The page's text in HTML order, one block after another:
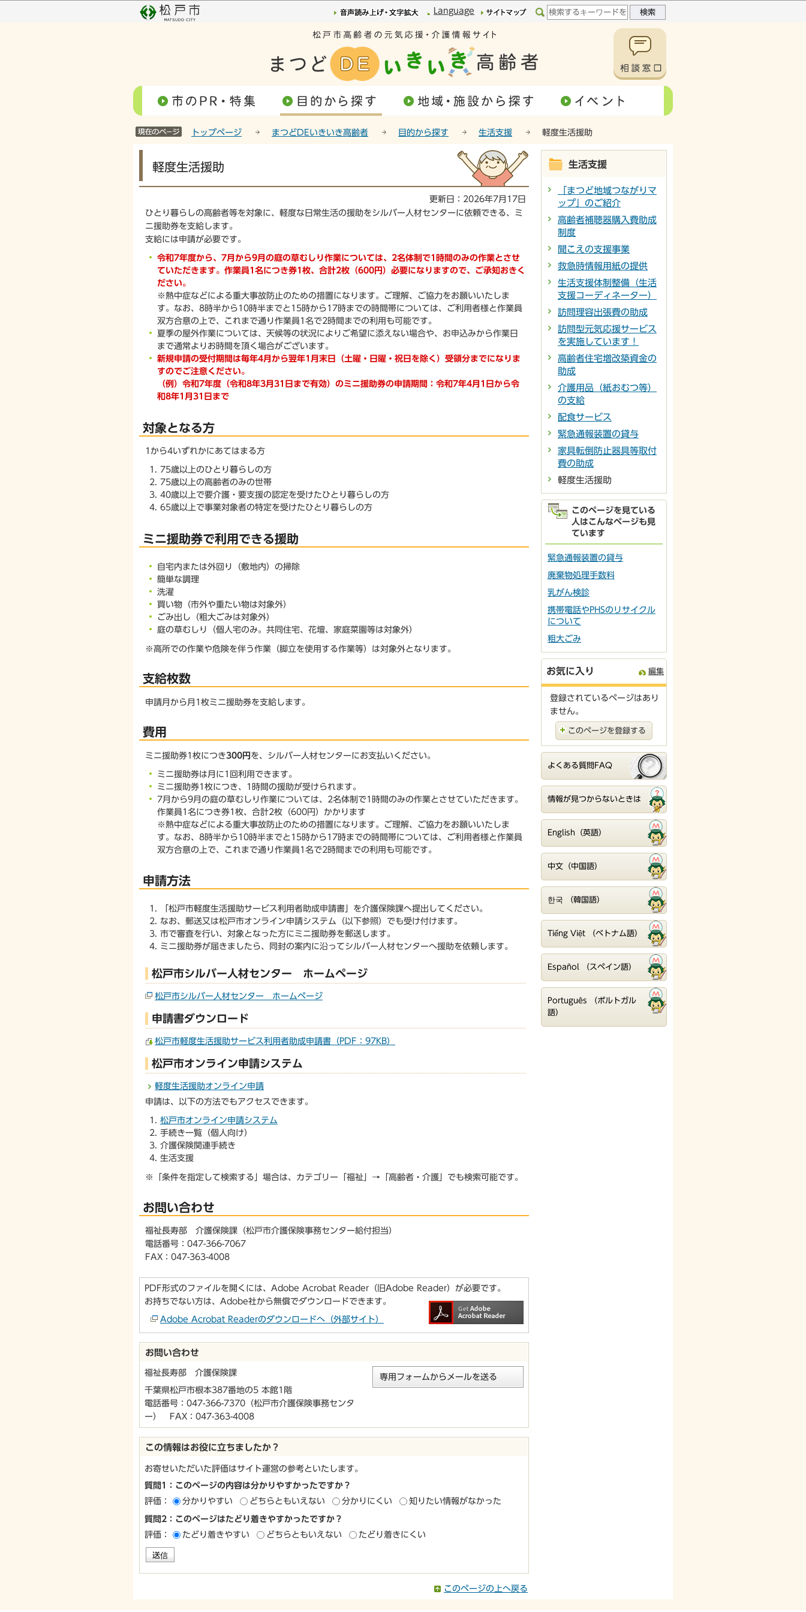
このページの本文へ移動Language
トップページ まつどDEいきいき高齢者 目的から探す 生活支援 軽度生活援助
こ
か
ら
軽度生活援助
更新日：2026年7月17日
ひとり暮らしの高齢者等を対象に、軽度な日常生活の援助をシルバー人材センターに依頼できる、ミ
ニ援助券を支給します。
支給には申請が必要です。
令和7年度から、7月から9月の庭の草むしり作業については、2名体制で1時間のみの作業とさせ
ていただきます。作業員1名につき券1枚、合計2枚（600円）必要になりますので、ご承知おきく
ださい。
※熱中症などによる重大事故防止のための措置になります。ご理解、ご協力をお願いいたしま
す。なお、8時半から10時半までと15時から17時までの時間帯については、ご利用者様と作業員
双方合意の上で、これまで通り作業員1名で2時間までの利用も可能です。
夏季の屋外作業については、天候等の状況によりご希望に添えない場合や、お申込みから作業日
まで通常よりお時間を頂く場合がございます。
新規申請の受付期間は毎年4月から翌年1月末日（土曜・日 曜・ 祝日を除く）受領分までになりま
すのでご注意ください。
（例）令和7年度（令和8年3月31日まで有効）のミニ援助券の申請期間：令和7年4月1日から令
和8年1月31日まで
対象となる方
1から4いずれかにあてはまる方
75歳以上のひとり暮らしの方
75歳以上の高齢者のみの世帯
40歳以上で要介護・要支援の認定を受けたひとり暮らしの方
65歳以上で事業対象者の特定を受けたひとり暮らしの方
ミニ援助券で利用できる援助
自宅内または外回り（敷地内）の掃除
簡単な調理
洗濯
買い物（市外や重たい物は対象外）
ごみ出し（粗大ごみは対象外）
庭の草むしり（個人宅のみ。共同住宅、花壇、家庭菜園等は対象外）
※高所での作業や危険を伴う作業（脚立を使用する作業等）は対象外となります。
支給枚数
申請月から月1枚ミニ援助券を支給します。
費用
ミニ援助券1枚につき300円 を、シルバー人材センターにお支払いください。
ミニ援助券は月に1回利用できます。
ミニ援助券1枚につき、1時間の援助が受けられます。
7月から9月の庭の草むしり作業については、2名体制で1時間のみの作業とさせていただきます。
作業員1名につき券1枚、合計2枚（600円）かかります
※熱中症などによる重大事故防止のための措置になります。ご理解、ご協力をお願いいたしま
す。なお、8時半から10時半までと15時から17時までの時間帯については、ご利用者様と作業員
双方合意の上で、これまで通り作業員1名で2時間までの利用も可能です。
申請方法
「松戸市軽度生活援助サービス利用者助成申請書」を介護保険課へ提出してください。
なお、郵送又は松戸市オンライン申請システム（以下参照）でも受け付けます。
市で審査を行い、対象となった方にミニ援助券を郵送します。
ミニ援助券が届きましたら、同封の案内に沿ってシルバー人材センターへ援助を依頼します。
松戸市シルバー人材センター ホームページ
松戸市シルバー人材センター ホームページ
申請書ダウンロード
松戸市軽度生活援助サービス利用者助成申請書（PDF：97KB）
松戸市オンライン申請システム
軽度生活援助オンライン申請
申請は、以下の方法でもアクセスできます。
松戸市オンライン申請システム
手続き一覧（個人向け）
介護保険関連手続き
生活支援
※「条件を指定して検索する」場合は、カテゴリー「福祉」→「高齢者・介護」でも検索可能です。
お問い合わせ
福祉長寿部 介護保険課（松戸市介護保険事務センター給付担当）
電話番号：047-366-7067
FAX：047-363-4008
PDF形式のファイルを開くには、Adobe Acrobat Reader（旧Adobe Reader）が必要です。
お持ちでない方は、Adobe社から無償でダウンロードできます。
Adobe Acrobat Readerのダウンロードへ（外部サイト）
お問い合わせ
福祉長寿部 介護保険課
千葉県松戸市根本387番地の5 本館1階
電話番号： 047-366-7370 （松戸市介護保険事務センタ
ー） FAX：047-363-4008
専用フォームからメールを送る
この情報はお役に立ちましたか？
お寄せいただいた評価はサイト運営の参考といたします。
質問1：このページの内容は分かりやすかったですか？
評価：
分かりやすい どちらともいえない 分かりにくい 知りたい情報がなかった
質問2：このページはたどり着きやすかったですか？
評価：
たどり着きやすい どちらともいえない たどり着きにくい
このページの上へ戻る
生活支援
「まつど地域つながりマ
ップ」のご紹介
高齢者補聴器購入費助成
制度
聞こえの支援事業
救急時情報用紙の提供
生活支援体制整備（生活
支援コーディネーター）
訪問理容出張費の助成
訪問型元気応援サービス
を実施しています！
高齢者住宅増改築資金の
助成
介護用品（紙おむつ等）
の支給
配食サービス
緊急通報装置の貸与
家具転倒防止器具等取付
費の助成
軽度生活援助
このページを見ている
人はこんなページも見
ています
緊急通報装置の貸与
廃棄物処理手数料
乳がん検診
携帯電話やPHSのリサイクル
について
粗大ごみ
お気に入り 編集
登録されているページはあり
ません。
このページを登録する
よくある質問FAQ
情報が見つからないときは
English（英語）
中文（中国語）
한국 （韓国語）
Tiếng Việt （ベトナム語）
Español （スペイン語）
Português （ポルトガル
語）